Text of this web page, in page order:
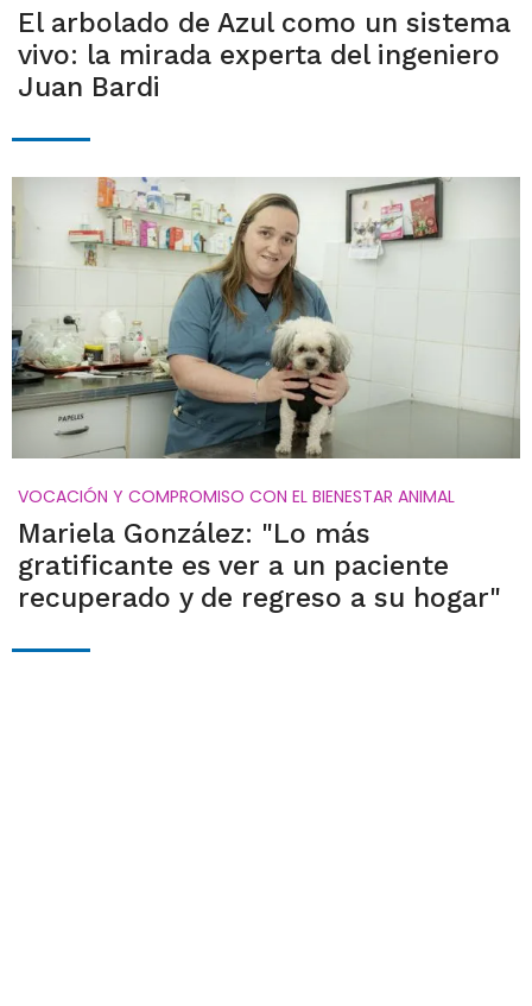
El arbolado de Azul como un sistema
vivo: la mirada experta del ingeniero
Juan Bardi
VOCACIÓN Y COMPROMISO CON EL BIENESTAR ANIMAL
Mariela González: "Lo más
gratificante es ver a un paciente
recuperado y de regreso a su hogar"